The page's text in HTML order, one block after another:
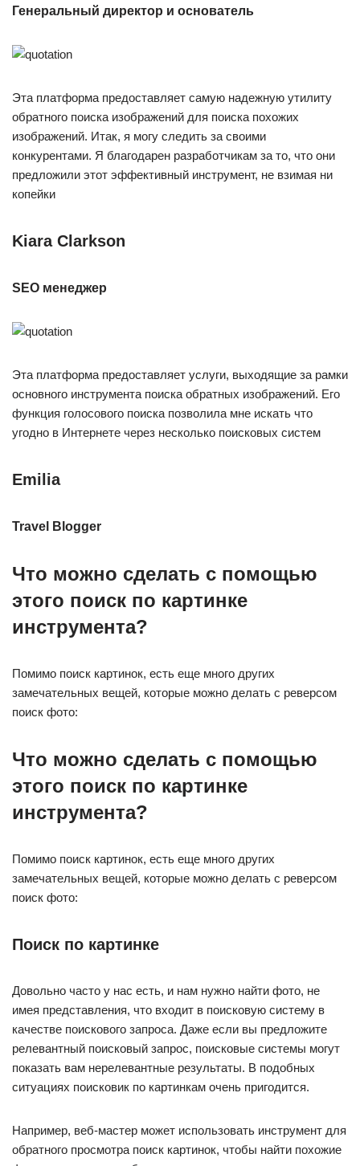
Генеральный директор и основатель
Эта платформа предоставляет самую надежную утилиту
обратного поиска изображений для поиска похожих
изображений. Итак, я могу следить за своими
конкурентами. Я благодарен разработчикам за то, что они
предложили этот эффективный инструмент, не взимая ни
копейки
Kiara Clarkson
SEO менеджер
Эта платформа предоставляет услуги, выходящие за рамки
основного инструмента поиска обратных изображений. Его
функция голосового поиска позволила мне искать что
угодно в Интернете через несколько поисковых систем
Emilia
Travel Blogger
Что можно сделать с помощью
этого поиск по картинке
инструмента?
Помимо поиск картинок, есть еще много других
замечательных вещей, которые можно делать с реверсом
поиск фото:
Что можно сделать с помощью
этого поиск по картинке
инструмента?
Помимо поиск картинок, есть еще много других
замечательных вещей, которые можно делать с реверсом
поиск фото:
Поиск по картинке
Довольно часто у нас есть, и нам нужно найти фото, не
имея представления, что входит в поисковую систему в
качестве поискового запроса. Даже если вы предложите
релевантный поисковый запрос, поисковые системы могут
показать вам нерелевантные результаты. В подобных
ситуациях поисковик по картинкам очень пригодится.
Например, веб-мастер может использовать инструмент для
обратного просмотра поиск картинок, чтобы найти похожие